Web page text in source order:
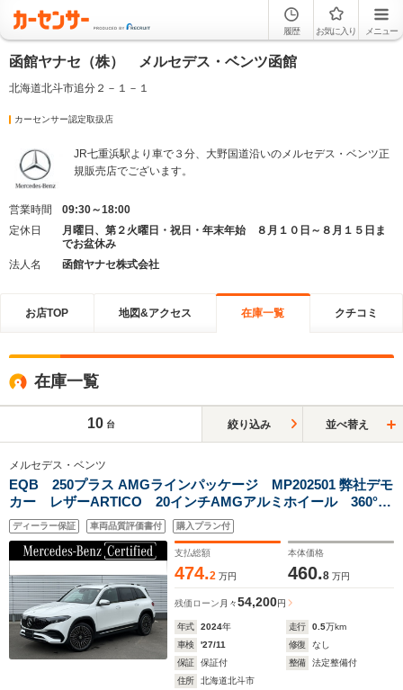
履歴 お気に入り メニュー
函館ヤナセ（株） メルセデス・ベンツ函館
北海道北斗市追分２－１－１
カーセンサー認定取扱店
JR七重浜駅より車で３分、大野国道沿いのメルセデス・ベンツ正
規販売店でございます。
営業時間
09:30～18:00
定休日
月曜日、第２火曜日・祝日・年末年始 ８月１０日～８月１５日ま
でお盆休み
法人名
函館ヤナセ株式会社
お店TOP 地図&アクセス 在庫一覧 クチコミ
在庫一覧
10 台 絞り込み 並べ替え
メルセデス・ベンツ
EQB 250プラス AMGラインパッケージ MP202501 弊社デモ
カー レザーARTICO 20インチAMGアルミホイール 360°カ
メラ 純正ドライブレコーダー シートヒーター
CarPlay/AndroidAuto アダプティブダンピングサスペンショ
ディーラー保証 車両品質評価書付 購入プラン付
支払総額
474.2 万円
本体価格
460.8 万円
残価ローン 月々54,200円
年式 2024年 走行 0.5万km
車検
'27/11 修復
なし
保証
保証付 整備
法定整備付
住所
北海道北斗市